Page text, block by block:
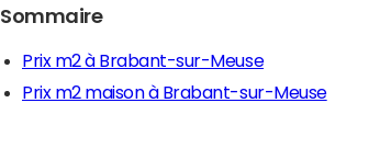
Sommaire
Prix m2 à Brabant-sur-Meuse
Prix m2 maison à Brabant-sur-Meuse